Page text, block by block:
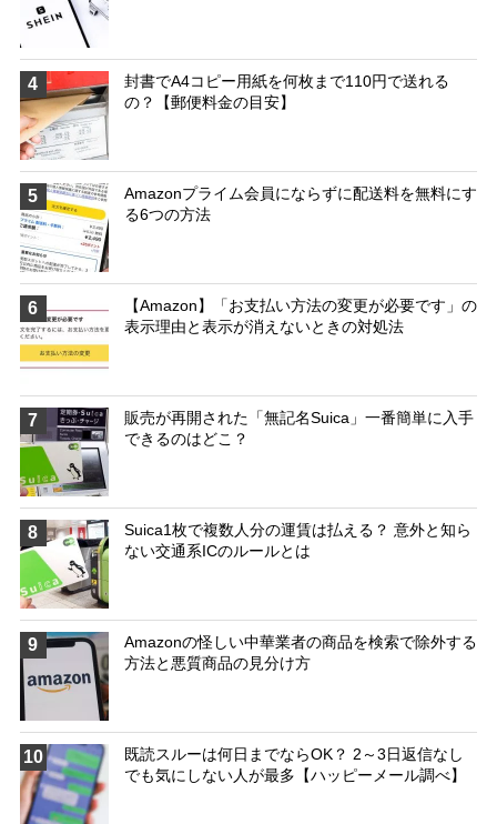
4
封書でA4コピー用紙を何枚まで110円で送れる
の？【郵便料金の目安】
5
Amazonプライム会員にならずに配送料を無料にす
る6つの方法
6
【Amazon】「お支払い方法の変更が必要です」の
表示理由と表示が消えないときの対処法
7
販売が再開された「無記名Suica」一番簡単に入手
できるのはどこ？
8
Suica1枚で複数人分の運賃は払える？ 意外と知ら
ない交通系ICのルールとは
9
Amazonの怪しい中華業者の商品を検索で除外する
方法と悪質商品の見分け方
10
既読スルーは何日までならOK？ 2～3日返信なし
でも気にしない人が最多【ハッピーメール調べ】